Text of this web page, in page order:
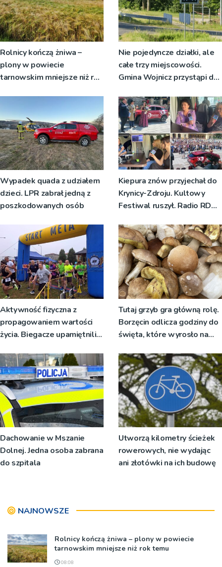
Rolnicy kończą żniwa –
plony w powiecie
tarnowskim mniejsze niż rok
Nie pojedyncze działki, ale
całe trzy miejscowości.
Gmina Wojnicz przystąpi do
planistycznych
Wypadek quada z udziałem
dzieci. LPR zabrał jedną z
poszkodowanych osób
Kiepura znów przyjechał do
Krynicy-Zdroju. Kultowy
Festiwal ruszył. Radio RDN
[ZDJĘCIA]
Aktywność fizyczna z
propagowaniem wartości
życia. Biegacze upamiętnili
Tutaj grzyb gra główną rolę.
Borzęcin odlicza godziny do
święta, które wyrosło na
Dachowanie w Mszanie
Dolnej. Jedna osoba zabrana
do szpitala
Utworzą kilometry ścieżek
rowerowych, nie wydając
ani złotówki na ich budowę
NAJNOWSZE
Rolnicy kończą żniwa – plony w powiecie
tarnowskim mniejsze niż rok temu
08:08